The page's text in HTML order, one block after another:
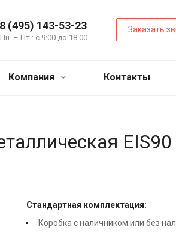
8 (495) 143-53-23
Пн. – Пт.: с 9:00 до 18:00
Заказать
Компания Контакты
EIS90
Стандартная комплектация:
Коробка с наличником или без